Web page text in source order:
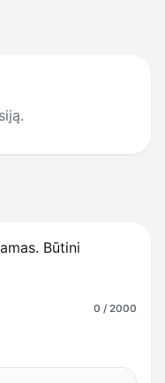
Būtini
0 / 2000